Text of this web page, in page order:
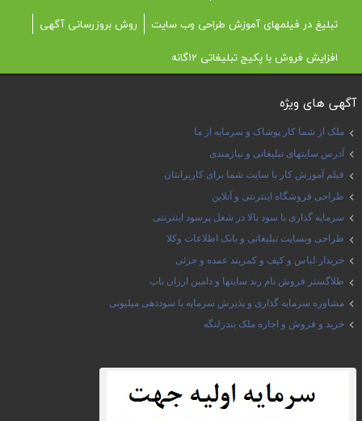
تبلیغ در فیلمهای آموزش طراحی وب سایت
روش بروزرسانی آگهی
افزایش فروش با پکیج تبلیغاتی 12گانه
آگهی های ویژه
ملک از شما کار پوشاک و سرمایه از ما
آدرس سایتهای تبلیغاتی و نیازمندی
فیلم آموزش کار با سایت شما برای کاربرانتان
طراحی فروشگاه اینترنتی و آنلاین
سرمایه گذاری با سود بالا در شغل پرسود اینترنتی
طراحی وبسایت تبلیغاتی و بانک اطلاعات وکلا
خریدار لباس و کیف و کمربند عمده و جزئی
طلاگستر فروش نام رند سایتها و دامین ارزان ناب
مشاوره سرمایه گذاری و پذیرش سرمایه با سوددهی میلیونی
خرید و فروش و اجاره ملک بندرلنگه